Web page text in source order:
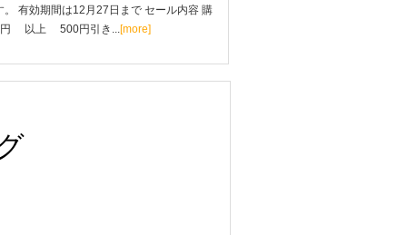
。 有効期間は12月27日まで セール内容 購
以上 500円引き...[more]